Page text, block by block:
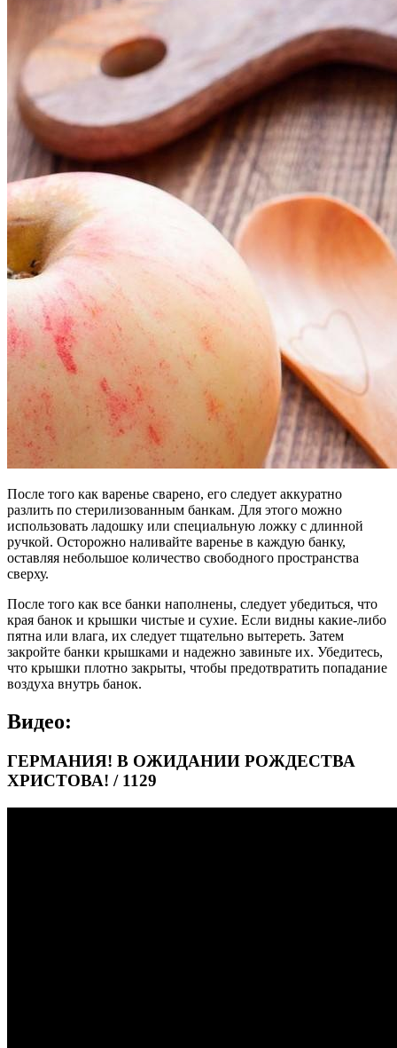
После того как варенье сварено, его следует аккуратно
разлить по стерилизованным банкам. Для этого можно
использовать ладошку или специальную ложку с длинной
ручкой. Осторожно наливайте варенье в каждую банку,
оставляя небольшое количество свободного пространства
сверху.
После того как все банки наполнены, следует убедиться, что
края банок и крышки чистые и сухие. Если видны какие-либо
пятна или влага, их следует тщательно вытереть. Затем
закройте банки крышками и надежно завиньте их. Убедитесь,
что крышки плотно закрыты, чтобы предотвратить попадание
воздуха внутрь банок.
Видео:
ГЕРМАНИЯ! В ОЖИДАНИИ РОЖДЕСТВА
ХРИСТОВА! / 1129